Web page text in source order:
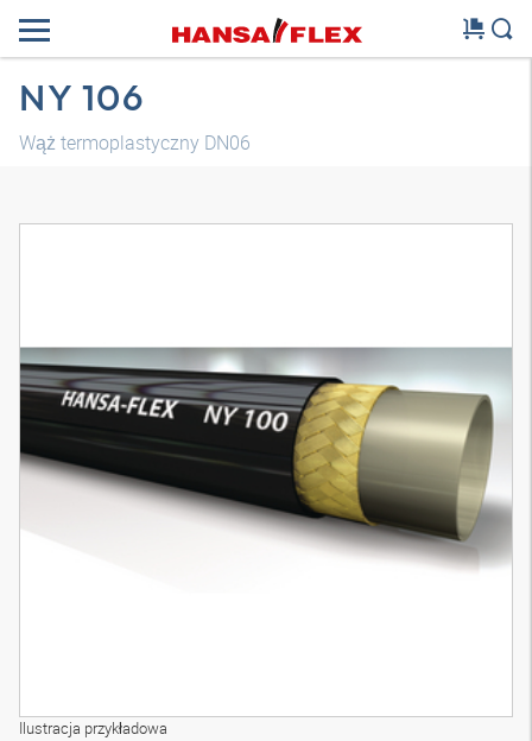
NY 106
Wąż termoplastyczny DN06
Ilustracja przykładowa